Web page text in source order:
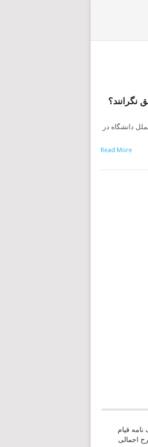
نگرانند؟
دانشگاه در
Read More